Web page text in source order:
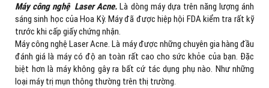
Máy công nghệ Laser Acne. Là dòng máy dựa trên năng lượng ánh
sáng sinh học của Hoa Kỳ. Máy đã được hiệp hội FDA kiểm tra rất kỹ
trước khi cấp giấy chứng nhận.
Máy công nghệ Laser Acne. Là máy được những chuyên gia hàng đầu
đánh giá là máy có độ an toàn rất cao cho sức khỏe của bạn. Đặc
biệt hơn là máy không gây ra bất cứ tác dụng phụ nào. Như những
loại máy trị mụn thông thường trên thị trường.